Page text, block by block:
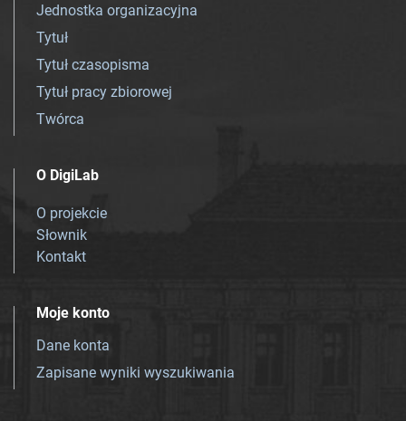
Jednostka organizacyjna
Tytuł
Tytuł czasopisma
Tytuł pracy zbiorowej
Twórca
O DigiLab
O projekcie
Słownik
Kontakt
Moje konto
Dane konta
Zapisane wyniki wyszukiwania